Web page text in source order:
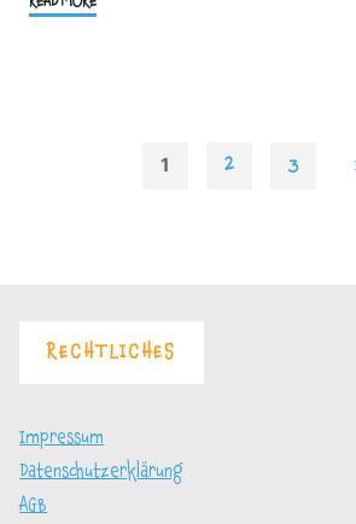
Beiträge
1 2 3
RECHTLICHES
Impressum
Datenschutzerklärung
AGB